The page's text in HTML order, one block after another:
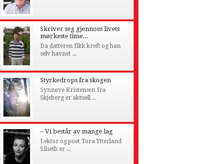
Skriver seg gjennom livets
mørkeste time...
Da datteren fikk kreft og han
selv havnet ...
Styrkedrops fra skogen
Synnøve Kristensen fra
Skjeberg er aktuell ...
– Vi består av mange lag
Lektor og poet Tora Ytterland
Silseth er ...